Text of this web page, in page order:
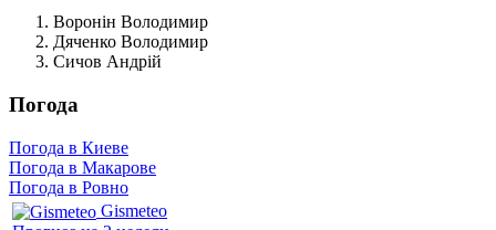
Воронін Володимир
Дяченко Володимир
Сичов Андрій
Погода
Погода в Киеве
Погода в Макарове
Погода в Ровно
Gismeteo